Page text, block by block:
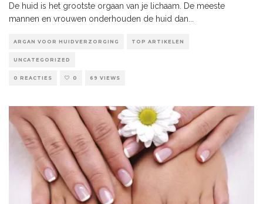
De huid is het grootste orgaan van je lichaam. De meeste
mannen en vrouwen onderhouden de huid dan
ARGAN VOOR HUIDVERZORGING TOP ARTIKELEN
UNCATEGORIZED
0 REACTIES 0 69 VIEWS